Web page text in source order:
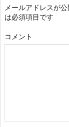
メールアドレスが
は必須項目です
コメント